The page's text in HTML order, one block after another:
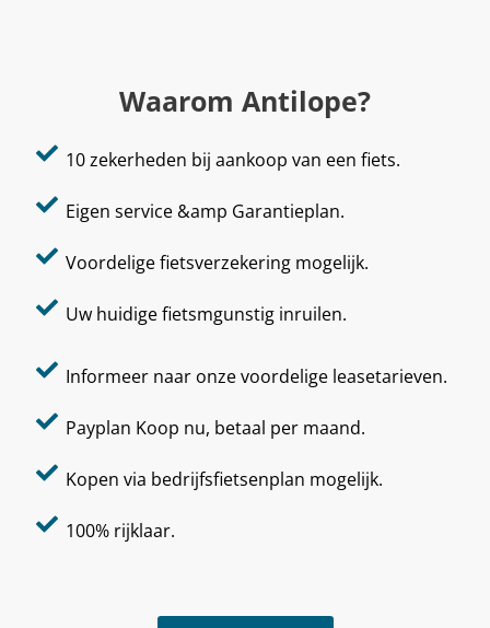
Waarom Antilope?
10 zekerheden bij aankoop van een fiets.
Eigen service &amp Garantieplan.
Voordelige fietsverzekering mogelijk.
Uw huidige fietsmgunstig inruilen.
Informeer naar onze voordelige leasetarieven.
Payplan Koop nu, betaal per maand.
Kopen via bedrijfsfietsenplan mogelijk.
100% rijklaar.